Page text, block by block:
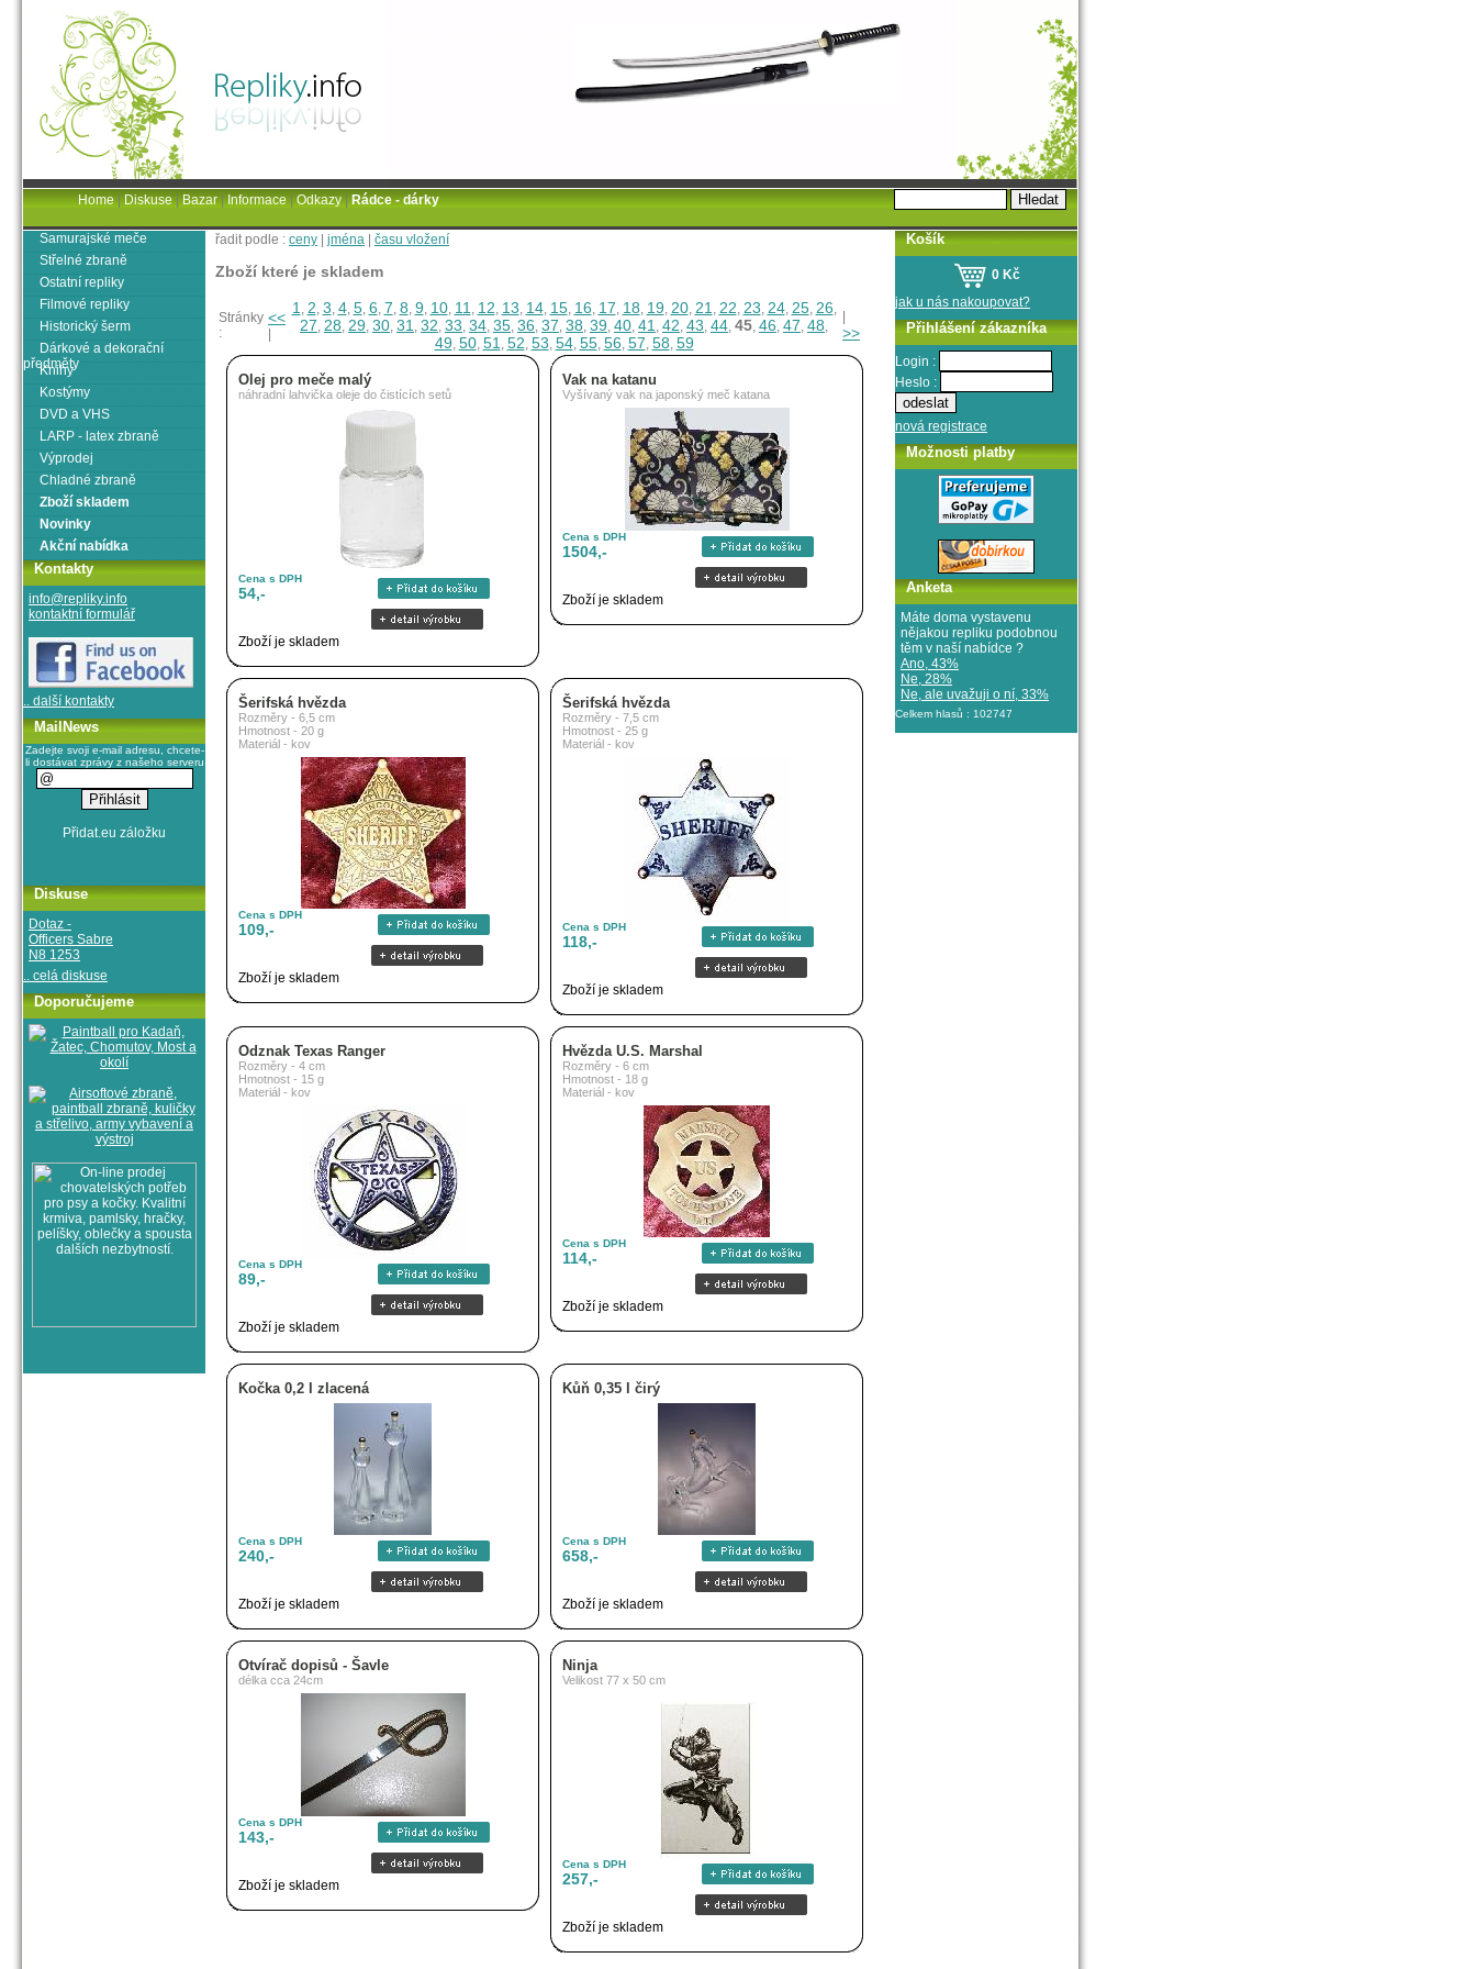
řadit podle : ceny jména času vložení
Zboží které je skladem
Stránky
:
<<
1, 2, 3, 4, 5, 6, 7, 8, 9, 10, 11, 12, 13, 14, 15, 16, 17, 18, 19, 20, 21, 22, 23, 24, 25, 26,
27, 28, 29, 30, 31 , 32, 33, 34, 35, 36, 37, 38, 39, 40, 41 , 42, 43, 44, 45, 46, 47, 48,
49, 50, 51, 52, 53, 54, 55, 56, 57, 58, 59
>>
Olej pro meče malý
náhradní lahvička oleje do čistících setů
Cena s DPH
54,-
Zboží je skladem
Vak na katanu
Vyšívaný vak na japonský meč katana
Cena s DPH
1504,-
Zboží je skladem
Šerifská hvězda
Rozměry - 6,5 cm
Hmotnost - 20 g
Materiál - kov
Cena s DPH
109,-
Zboží je skladem
Šerifská hvězda
Rozměry - 7,5 cm
Hmotnost - 25 g
Materiál - kov
Cena s DPH
118,-
Zboží je skladem
Odznak Texas Ranger
Rozměry - 4 cm
Hmotnost - 15 g
Materiál - kov
Cena s DPH
89,-
Zboží je skladem
Hvězda U.S. Marshal
Rozměry - 6 cm
Hmotnost - 18 g
Materiál - kov
Cena s DPH
114,-
Zboží je skladem
Kočka 0,2 l zlacená
Cena s DPH
240,-
Zboží je skladem
Kůň 0,35 l čirý
Cena s DPH
658,-
Zboží je skladem
Otvírač dopisů - Šavle
délka cca 24cm
Cena s DPH
143,-
Zboží je skladem
Ninja
Velikost 77 x 50 cm
Cena s DPH
257,-
Zboží je skladem
Samurajské meče
Střelné zbraně
Ostatní repliky
Filmové repliky
Historický šerm
Dárkové a dekorační
předměty
Knihy
Kostýmy
DVD a VHS
LARP - latex zbraně
Výprodej
Chladné zbraně
Zboží skladem
Novinky
Akční nabídka
Kontakty
info@repliky.info
kontaktní formulář
.. další kontakty
MailNews
Zadejte svoji e-mail adresu, chcete-
li dostávat zprávy z našeho serveru
Diskuse
Dotaz -
Officers Sabre
N8 1253
.. celá diskuse
Doporučujeme
Košík
0 Kč
jak u nás nakoupovat?
Přihlášení zákazníka
Login :
Heslo :
nová registrace
Možnosti platby
Anketa
Máte doma vystavenu
nějakou repliku podobnou
těm v naší nabídce ?
Ano, 43%
Ne, 28%
Ne, ale uvažuji o ní, 33%
Celkem hlasů : 102747
Home|Diskuse|Bazar|Informace|Odkazy|Rádce - dárky